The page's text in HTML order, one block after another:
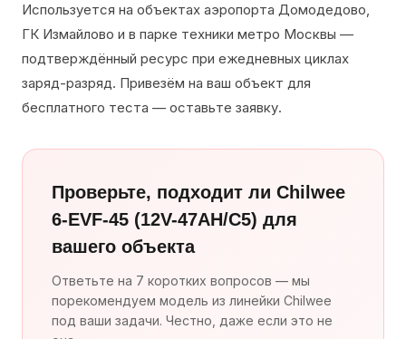
Используется на объектах аэропорта Домодедово,
ГК Измайлово и в парке техники метро Москвы —
подтверждённый ресурс при ежедневных циклах
заряд-разряд. Привезём на ваш объект для
бесплатного теста — оставьте заявку.
Проверьте, подходит ли Chilwee
6-EVF-45 (12V-47AH/С5) для
вашего объекта
Ответьте на 7 коротких вопросов — мы
порекомендуем модель из линейки Chilwee
под ваши задачи. Честно, даже если это не